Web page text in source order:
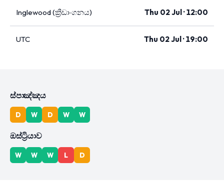
Inglewood (ක්‍රීඩාංගනය) Thu 02 Jul · 12:00
UTC Thu 02 Jul · 19:00
ස්පාඤ්ඤය
D W D W W
ඔස්ට්‍රියාව
W W W L D